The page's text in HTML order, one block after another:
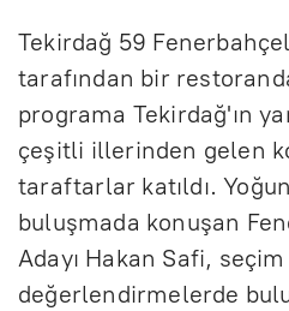
Tekirdağ 59
tarafından bir
programa Tekirdağ'ın
çeşitli illerinden gelen
taraftarlar katıldı.
buluşmada konuşan
Adayı Hakan Safi,
değerlendirmelerde